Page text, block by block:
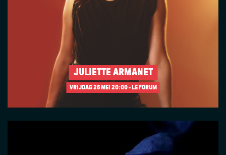
JULIETTE ARMANET
VRIJDAG 26 MEI 20:00 - LE FORUM